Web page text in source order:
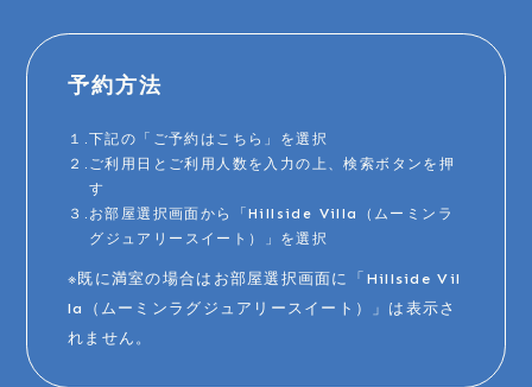
予約方法
１.下記の「ご予約はこちら」を選択
２.ご利用日とご利用人数を入力の上、検索ボタンを押
す
３.お部屋選択画面から「Hillside Villa（ムーミンラ
グジュアリースイート）」を選択
※既に満室の場合はお部屋選択画面に「Hillside Vil
la（ムーミンラグジュアリースイート）」は表示さ
れません。